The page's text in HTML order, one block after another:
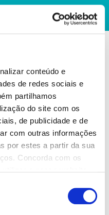
conteúdo e
de redes sociais e
partilhamos
do site com os
de publicidade e de
com outras informações
por estes a partir da sua
Concorda com os